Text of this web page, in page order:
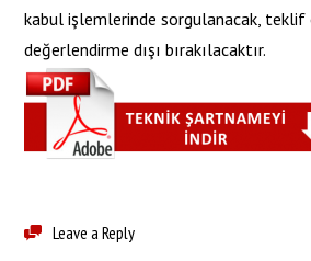
kabul işlemlerinde sorgulanacak,
değerlendirme dışı bırakılacaktır.
Leave a Reply